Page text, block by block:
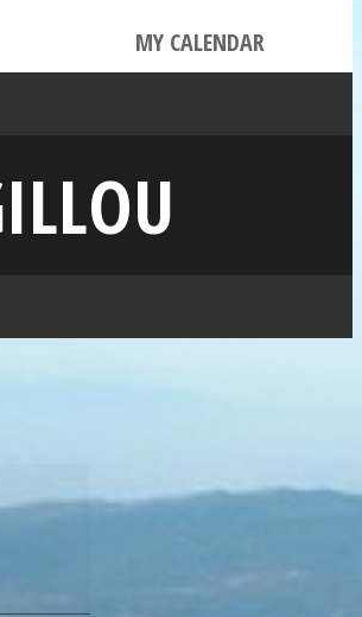
MY CALENDAR